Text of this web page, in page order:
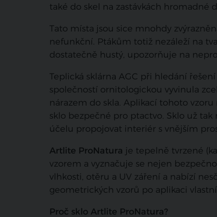
také do skel na zastávkách hromadné
Tato místa jsou sice mnohdy
nefunkční. Ptákům totiž nezáleží na
dostatečně hustý, upozorňuje na
Teplická sklárna AGC při hledání
společností ornitologickou vyvinula
nárazem do skla. Aplikací tohoto
sklo bezpečné pro ptactvo. Sklo už
účelu propojovat interiér s vnějším
Artlite ProNatura je tepelně tvrzené
vzorem a vyznačuje se nejen
vlhkosti, otěru a UV záření a nabízí
geometrických vzorů po aplikaci
Proč sklo Artlite ProNatura?